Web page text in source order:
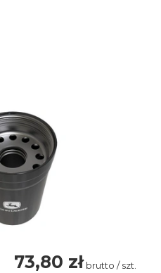
73,80 zł brutto / szt.